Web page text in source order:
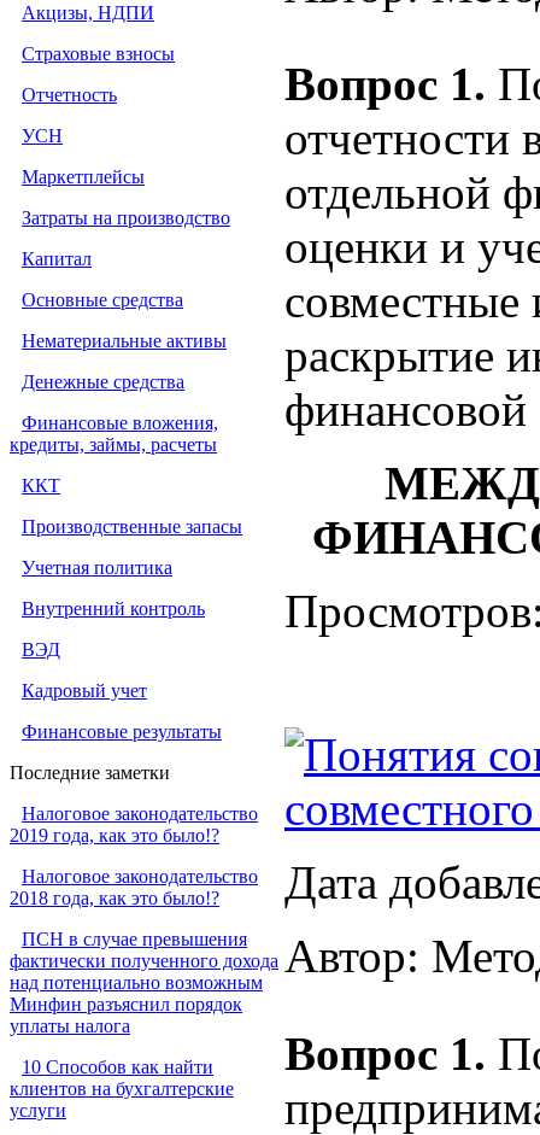
Акцизы, НДПИ
Страховые взносы
Отчетность
УСН
Маркетплейсы
Затраты на производство
Капитал
Основные средства
Нематериальные активы
Денежные средства
Финансовые вложения,
кредиты, займы, расчеты
ККТ
Производственные запасы
Учетная политика
Внутренний контроль
ВЭД
Кадровый учет
Финансовые результаты
Последние заметки
Налоговое законодательство
2019 года, как это было!?
Налоговое законодательство
2018 года, как это было!?
ПСН в случае превышения
фактически полученного дохода
над потенциально возможным
Минфин разъяснил порядок
уплаты налога
10 Способов как найти
клиентов на бухгалтерские
услуги
Вопрос 1.
отдельной
оценки и
совместные
раскрытие
финансовой
Понятия
Дата
Автор:
Вопрос 1.